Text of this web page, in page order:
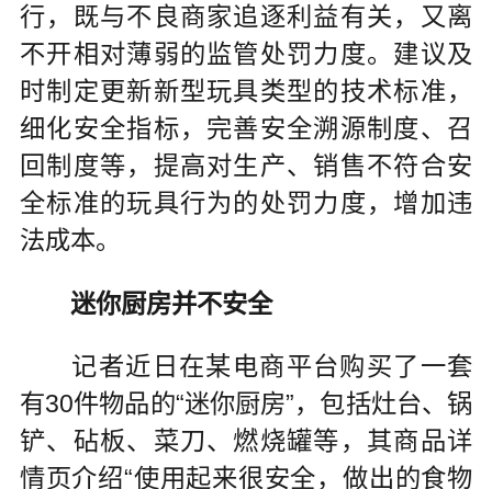
行，既与不良商家追逐利益有关，又离
不开相对薄弱的监管处罚力度。建议及
时制定更新新型玩具类型的技术标准，
细化安全指标，完善安全溯源制度、召
回制度等，提高对生产、销售不符合安
全标准的玩具行为的处罚力度，增加违
法成本。
迷你厨房并不安全
记者近日在某电商平台购买了一套
有30件物品的“迷你厨房”，包括灶台、锅
铲、砧板、菜刀、燃烧罐等，其商品详
情页介绍“使用起来很安全，做出的食物